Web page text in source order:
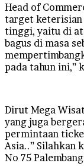
Head of
target keterisian
tinggi, yaitu di
bagus di masa
pada tahun ini,”
Dirut Mega
yang juga
permintaan
Asia..” Silahkan
No 75